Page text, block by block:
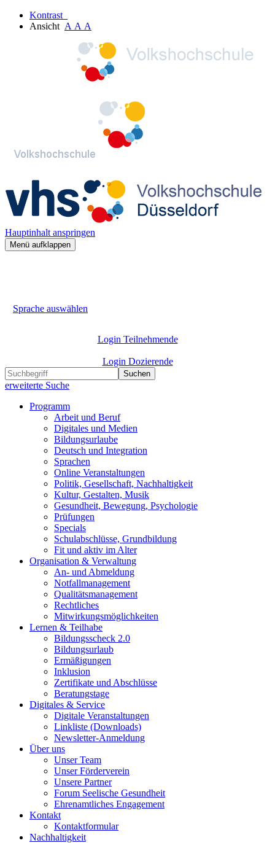
Kontrast
Ansicht A A A
Hauptinhalt anspringen
Menü aufklappen
Sprache auswählen
Login Teilnehmende
Login Dozierende
Suchen
erweiterte Suche
Programm
Arbeit und Beruf
Digitales und Medien
Bildungsurlaube
Deutsch und Integration
Sprachen
Online Veranstaltungen
Politik, Gesellschaft, Nachhaltigkeit
Kultur, Gestalten, Musik
Gesundheit, Bewegung, Psychologie
Prüfungen
Specials
Schulabschlüsse, Grundbildung
Fit und aktiv im Alter
Organisation & Verwaltung
An- und Abmeldung
Notfallmanagement
Qualitätsmanagement
Rechtliches
Mitwirkungsmöglichkeiten
Lernen & Teilhabe
Bildungsscheck 2.0
Bildungsurlaub
Ermäßigungen
Inklusion
Zertifikate und Abschlüsse
Beratungstage
Digitales & Service
Digitale Veranstaltungen
Linkliste (Downloads)
Newsletter-Anmeldung
Über uns
Unser Team
Unser Förderverein
Unsere Partner
Forum Seelische Gesundheit
Ehrenamtliches Engagement
Kontakt
Kontaktformular
Nachhaltigkeit